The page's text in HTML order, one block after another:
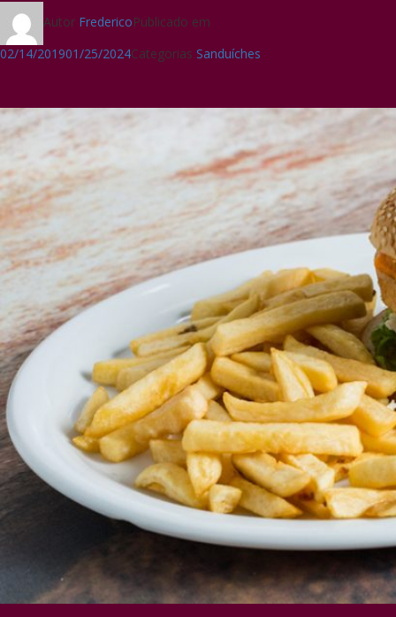
Autor FredericoPublicado em
02/14/201901/25/2024Categorias Sanduíches